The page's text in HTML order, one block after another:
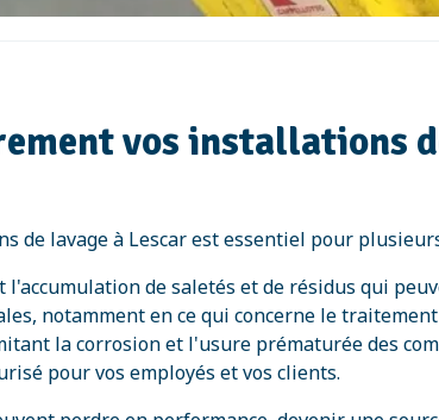
vos installations
de lavage à Lescar est essentiel pour
de saletés et de résidus qui
notamment en ce qui concerne le
la corrosion et l'usure prématurée des
pour vos employés et vos clients.